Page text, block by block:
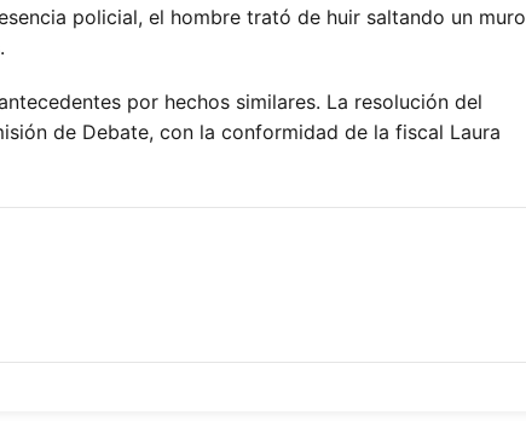
policial, el hombre trató de huir saltando un muro
por hechos similares. La resolución del
de Debate, con la conformidad de la fiscal Laura